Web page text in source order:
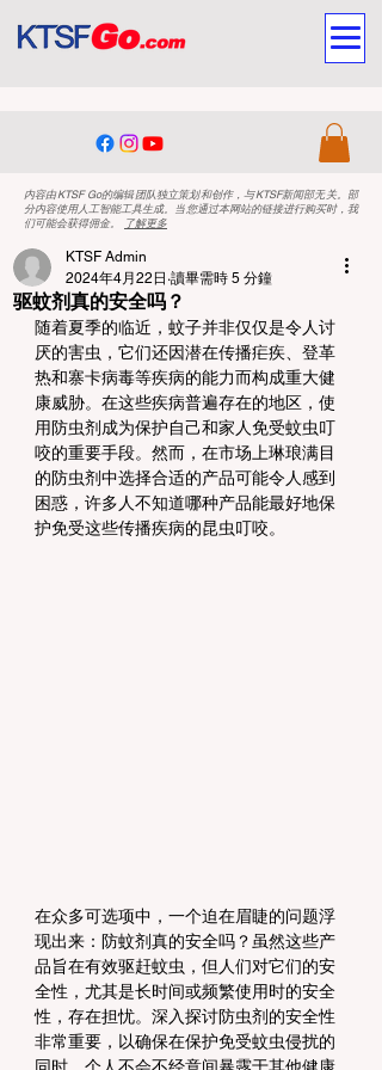
内容由KTSF Go的编辑团队独立策划和创作，与KTSF新闻部无关。部
分内容使用人工智能工具生成。当您通过本网站的链接进行购买时，我
们可能会获得佣金。
了解更多
驱蚊剂真的安全吗？
KTSF Admin
2024年4月22日 讀畢需時 5 分鐘
随着夏季的临近，蚊子并非仅仅是令人讨
厌的害虫，它们还因潜在传播疟疾、登革
热和寨卡病毒等疾病的能力而构成重大健
康威胁。在这些疾病普遍存在的地区，使
用防虫剂成为保护自己和家人免受蚊虫叮
咬的重要手段。然而，在市场上琳琅满目
的防虫剂中选择合适的产品可能令人感到
困惑，许多人不知道哪种产品能最好地保
护免受这些传播疾病的昆虫叮咬。
在众多可选项中，一个迫在眉睫的问题浮
现出来：防蚊剂真的安全吗？虽然这些产
品旨在有效驱赶蚊虫，但人们对它们的安
全性，尤其是长时间或频繁使用时的安全
性，存在担忧。深入探讨防虫剂的安全性
非常重要，以确保在保护免受蚊虫侵扰的